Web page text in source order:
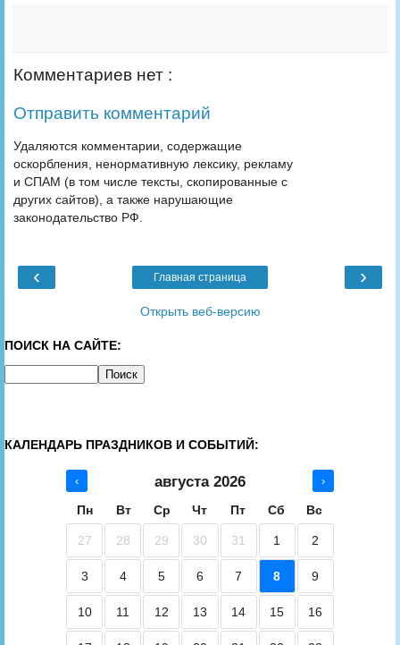
Комментариев нет :
Отправить комментарий
Удаляются комментарии, содержащие
оскорбления, ненормативную лексику, рекламу
и СПАМ (в том числе тексты, скопированные с
других сайтов), а также нарушающие
законодательство РФ.
‹ ›
Главная страница
Открыть веб-версию
ПОИСК НА САЙТЕ:
КАЛЕНДАРЬ ПРАЗДНИКОВ И СОБЫТИЙ:
‹ августа 2026 ›
Пн Вт Ср Чт Пт Сб Вс
27 28 29 30 31 1 2
3 4 5 6 7 8 9
10 11 12 13 14 15 16